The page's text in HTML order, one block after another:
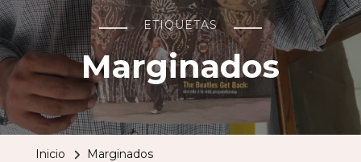
ETIQUETAS
Marginados
Inicio Marginados